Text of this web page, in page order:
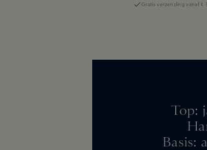
Gratis verzending vanaf €
Top:
Basis: